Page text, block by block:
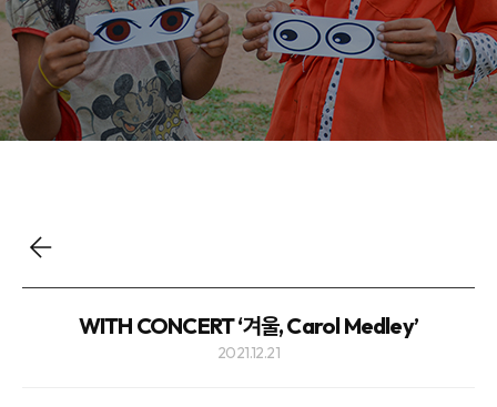
사업소식
WITH CONCERT ‘겨울, Carol Medley’
2021.12.21